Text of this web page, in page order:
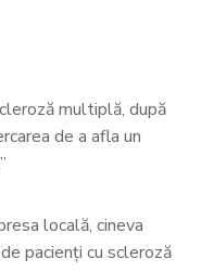
multiplă, după
de a afla un
locală, cineva
pacienți cu scleroză